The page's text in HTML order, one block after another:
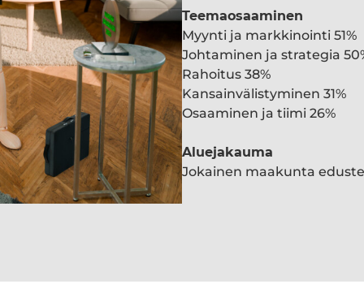
Teemaosaaminen
Myynti ja markkinointi 51%
Johtaminen ja strategia
Rahoitus 38%
Kansainvälistyminen 31%
Osaaminen ja tiimi 26%
Aluejakauma
Jokainen maakunta